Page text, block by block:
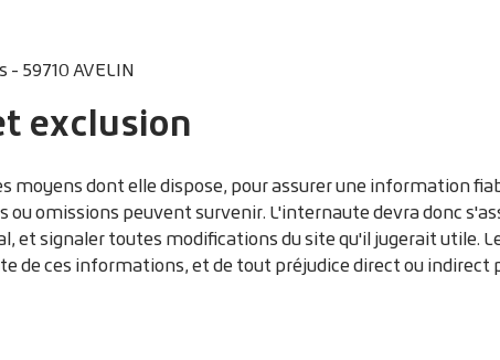
59710 AVELIN
exclusion
dont elle dispose, pour assurer une information
ou omissions peuvent survenir. L'internaute devra donc
et signaler toutes modifications du site qu'il jugerait utile.
de ces informations, et de tout préjudice direct ou indirect